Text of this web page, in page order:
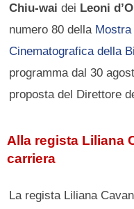
Chiu-wai dei Leoni
numero 80 della Mostra
Cinematografica della
programma dal 30
proposta del Direttore
Alla regista Liliana
carriera
La regista Liliana